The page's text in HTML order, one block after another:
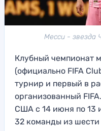
Месси - звезда
Клубный чемпионат
(официально FIFA
турнир и первый в
организованный
США с 14 июня по 13
32 команды из